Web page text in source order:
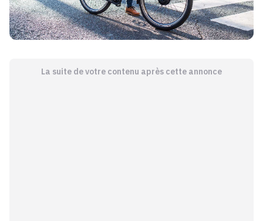
La suite de votre contenu après cette annonce